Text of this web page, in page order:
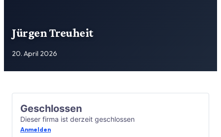
Jürgen Treuheit
20. April 2026
Geschlossen
Dieser firma ist derzeit geschlossen
Anmelden